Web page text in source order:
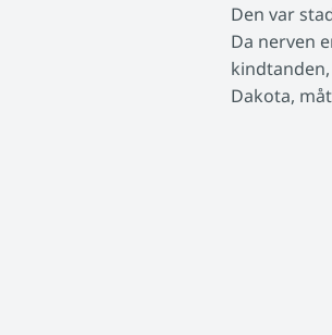
Den var
Da nerven
Dakota,